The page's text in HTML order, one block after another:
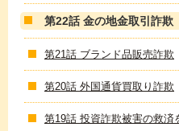
第22話 金の地金取引詐欺
第21話 ブランド品販売詐欺
第20話 外国通貨買取り詐欺
第19話 投資詐欺被害の救済